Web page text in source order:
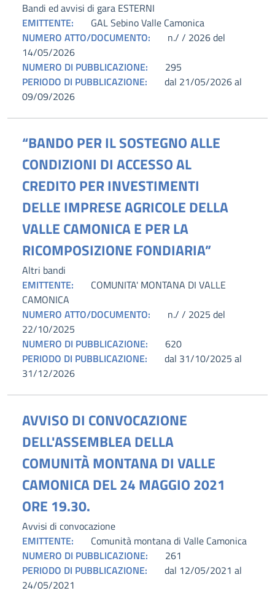
Bandi ed avvisi di gara ESTERNI
EMITTENTE:
GAL Sebino Valle Camonica
NUMERO ATTO/DOCUMENTO:
n./ / 2026 del
14/05/2026
NUMERO DI PUBBLICAZIONE:
295
PERIODO DI PUBBLICAZIONE:
dal 21/05/2026 al
09/09/2026
“BANDO PER IL SOSTEGNO ALLE
CONDIZIONI DI ACCESSO AL
CREDITO PER INVESTIMENTI
DELLE IMPRESE AGRICOLE DELLA
VALLE CAMONICA E PER LA
RICOMPOSIZIONE FONDIARIA”
Altri bandi
EMITTENTE:
COMUNITA' MONTANA DI VALLE
CAMONICA
NUMERO ATTO/DOCUMENTO:
n./ / 2025 del
22/10/2025
NUMERO DI PUBBLICAZIONE:
620
PERIODO DI PUBBLICAZIONE:
dal 31/10/2025 al
31/12/2026
AVVISO DI CONVOCAZIONE
DELL'ASSEMBLEA DELLA
COMUNITÀ MONTANA DI VALLE
CAMONICA DEL 24 MAGGIO 2021
ORE 19.30.
Avvisi di convocazione
EMITTENTE:
Comunità montana di Valle Camonica
NUMERO DI PUBBLICAZIONE:
261
PERIODO DI PUBBLICAZIONE:
dal 12/05/2021 al
24/05/2021